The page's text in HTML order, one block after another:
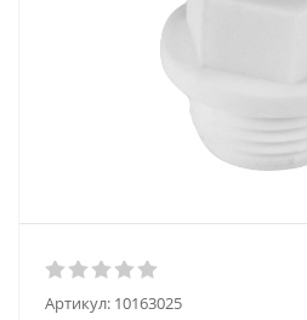
Артикул: 10163025